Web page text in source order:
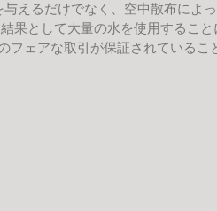
えるだけでなく、空中散布によ
果として大量の水を使用すること
ェアな取引が保証されているこ